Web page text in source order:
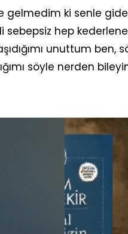
gelmedim ki senle
sebepsiz hep
unuttum ben,
söyle nerden